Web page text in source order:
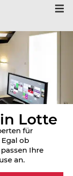
Lotte
für
ob
Ihre
an.